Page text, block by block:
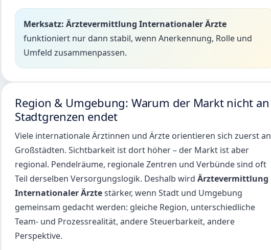
Merksatz: Ärztevermittlung Internationaler Ärzte
funktioniert nur dann stabil, wenn Anerkennung, Rolle und
Umfeld zusammenpassen.
Region & Umgebung: Warum der Markt nicht an
Stadtgrenzen endet
Viele internationale Ärztinnen und Ärzte orientieren sich zuerst an
Großstädten. Sichtbarkeit ist dort höher – der Markt ist aber
regional. Pendelräume, regionale Zentren und Verbünde sind oft
Teil derselben Versorgungslogik. Deshalb wird Ärztevermittlung
Internationaler Ärztestärker, wenn Stadt und Umgebung
gemeinsam gedacht werden: gleiche Region, unterschiedliche
Team- und Prozessrealität, andere Steuerbarkeit, andere
Perspektive.